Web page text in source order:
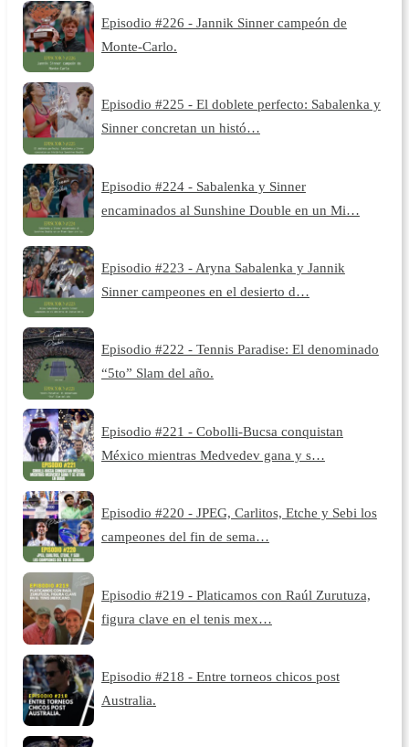
Episodio #226 - Jannik Sinner campeón de
Monte-Carlo.
Episodio #225 - El doblete perfecto: Sabalenka y
Sinner concretan un histó…
Episodio #224 - Sabalenka y Sinner
encaminados al Sunshine Double en un Mi…
Episodio #223 - Aryna Sabalenka y Jannik
Sinner campeones en el desierto d…
Episodio #222 - Tennis Paradise: El denominado
“5to” Slam del año.
Episodio #221 - Cobolli-Bucsa conquistan
México mientras Medvedev gana y s…
Episodio #220 - JPEG, Carlitos, Etche y Sebi los
campeones del fin de sema…
Episodio #219 - Platicamos con Raúl Zurutuza,
figura clave en el tenis mex…
Episodio #218 - Entre torneos chicos post
Australia.